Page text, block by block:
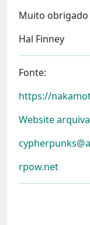
Muito obrigado
Hal Finney
Fonte:
https://
Website
rpow.net